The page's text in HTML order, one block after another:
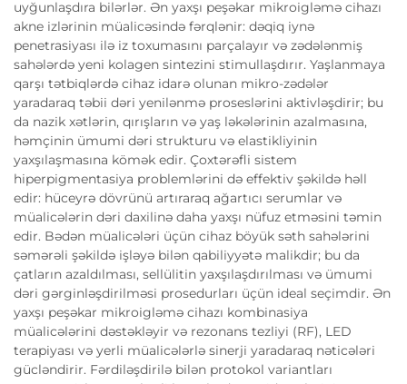
uyğunlaşdıra bilərlər. Ən yaxşı peşəkar mikroigləmə cihazı
akne izlərinin müalicəsində fərqlənir: dəqiq iynə
penetrasiyası ilə iz toxumasını parçalayır və zədələnmiş
sahələrdə yeni kolagen sintezini stimullaşdırır. Yaşlanmaya
qarşı tətbiqlərdə cihaz idarə olunan mikro-zədələr
yaradaraq təbii dəri yenilənmə proseslərini aktivləşdirir; bu
da nazik xətlərin, qırışların və yaş ləkələrinin azalmasına,
həmçinin ümumi dəri strukturu və elastikliyinin
yaxşılaşmasına kömək edir. Çoxtərəfli sistem
hiperpigmentasiya problemlərini də effektiv şəkildə həll
edir: hüceyrə dövrünü artıraraq ağartıcı serumlar və
müalicələrin dəri daxilinə daha yaxşı nüfuz etməsini təmin
edir. Bədən müalicələri üçün cihaz böyük səth sahələrini
səmərəli şəkildə işləyə bilən qabiliyyətə malikdir; bu da
çatların azaldılması, sellülitin yaxşılaşdırılması və ümumi
dəri gərginləşdirilməsi prosedurları üçün ideal seçimdir. Ən
yaxşı peşəkar mikroigləmə cihazı kombinasiya
müalicələrini dəstəkləyir və rezonans tezliyi (RF), LED
terapiyası və yerli müalicələrlə sinerji yaradaraq nəticələri
gücləndirir. Fərdiləşdirilə bilən protokol variantları